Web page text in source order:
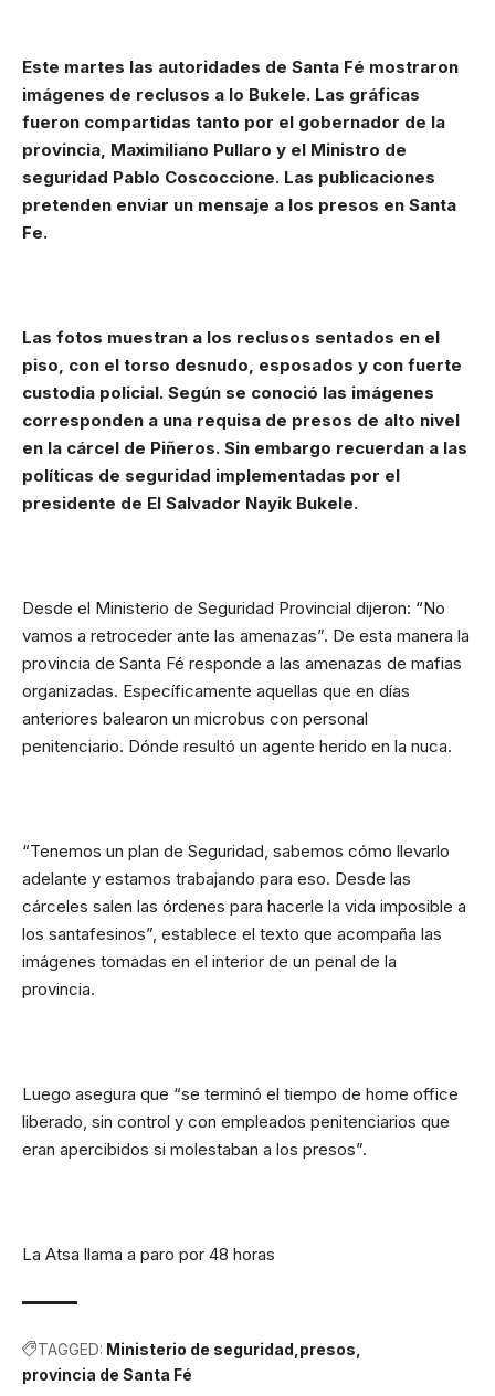
Este martes las autoridades de Santa Fé mostraron
imágenes de reclusos a lo Bukele. Las gráficas
fueron compartidas tanto por el gobernador de la
provincia, Maximiliano Pullaro y el Ministro de
seguridad Pablo Coscoccione. Las publicaciones
pretenden enviar un mensaje a los presos en Santa
Fe.
Las fotos muestran a los reclusos sentados en el
piso, con el torso desnudo, esposados y con fuerte
custodia policial. Según se conoció las imágenes
corresponden a una requisa de presos de alto nivel
en la cárcel de Piñeros. Sin embargo recuerdan a las
políticas de seguridad implementadas por el
presidente de El Salvador Nayik Bukele.
Desde el Ministerio de Seguridad Provincial dijeron: “No
vamos a retroceder ante las amenazas”. De esta manera la
provincia de Santa Fé responde a las amenazas de mafias
organizadas. Específicamente aquellas que en días
anteriores balearon un microbus con personal
penitenciario. Dónde resultó un agente herido en la nuca.
“Tenemos un plan de Seguridad, sabemos cómo llevarlo
adelante y estamos trabajando para eso. Desde las
cárceles salen las órdenes para hacerle la vida imposible a
los santafesinos”, establece el texto que acompaña las
imágenes tomadas en el interior de un penal de la
provincia.
Luego asegura que “se terminó el tiempo de home office
liberado, sin control y con empleados penitenciarios que
eran apercibidos si molestaban a los presos”.
La Atsa llama a paro por 48 horas
TAGGED: Ministerio de seguridad presos
provincia de Santa Fé